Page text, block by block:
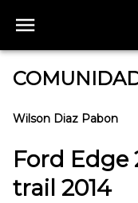
Wilson Diaz Pabon
Ford Edge
trail 2014